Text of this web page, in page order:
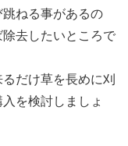
ねる事があるの
去したいところで
だけ草を長めに刈
を検討しましょ